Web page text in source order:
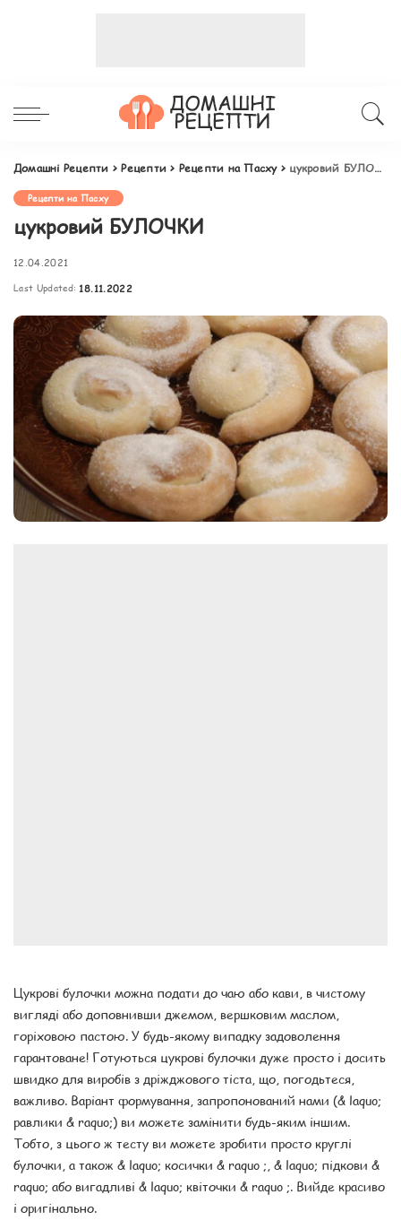
Домашні Рецепти >Рецепти > Рецепти на Пасху> цукровий БУЛОЧКИ
Рецепти на Пасху
цукровий БУЛОЧКИ
12.04.2021
Last Updated: 18.11.2022
Цукрові булочки можна подати до чаю або кави, в чистому
вигляді або доповнивши джемом, вершковим маслом,
горіховою пастою. У будь-якому випадку задоволення
гарантоване! Готуються цукрові булочки дуже просто і досить
швидко для виробів з дріжджового тіста, що, погодьтеся,
важливо. Варіант формування, запропонований нами (& laquo;
равлики & raquo;) ви можете замінити будь-яким іншим.
Тобто, з цього ж тесту ви можете зробити просто круглі
булочки, а також & laquo; косички & raquo ;, & laquo; підкови &
raquo; або вигадливі & laquo; квіточки & raquo ;. Вийде красиво
і оригінально.